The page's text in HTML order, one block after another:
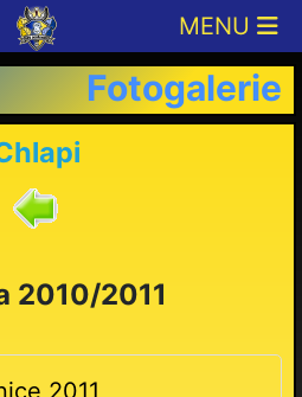
Fotogalerie
2010/2011
2011